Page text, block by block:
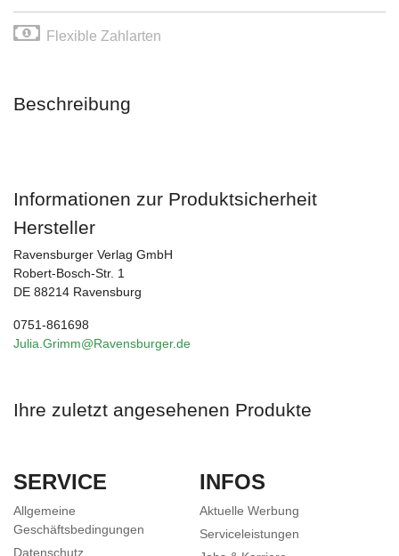
Flexible Zahlarten
Beschreibung
Informationen zur Produktsicherheit
Hersteller
Ravensburger Verlag GmbH
Robert-Bosch-Str. 1
DE 88214 Ravensburg
0751-861698
Julia.Grimm@Ravensburger.de
Ihre zuletzt angesehenen Produkte
SERVICE
Allgemeine
Geschäftsbedingungen
Datenschutz
INFOS
Aktuelle Werbung
Serviceleistungen